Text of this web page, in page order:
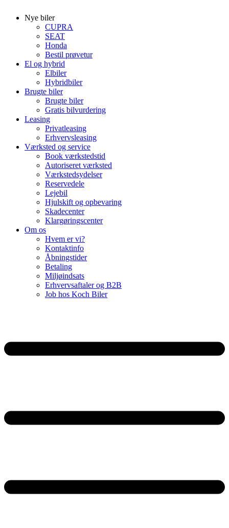
Nye biler
CUPRA
SEAT
Honda
Bestil prøvetur
El og hybrid
Elbiler
Hybridbiler
Brugte biler
Brugte biler
Gratis bilvurdering
Leasing
Privatleasing
Erhvervsleasing
Værksted og service
Book værkstedstid
Autoriseret værksted
Værkstedsydelser
Reservedele
Lejebil
Hjulskift og opbevaring
Skadecenter
Klargøringscenter
Om os
Hvem er vi?
Kontaktinfo
Åbningstider
Betaling
Miljøindsats
Erhvervsaftaler og B2B
Job hos Koch Biler